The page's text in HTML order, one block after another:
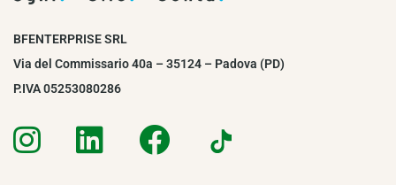
BFENTERPRISE SRL
Via del Commissario 40a – 35124 – Padova (PD)
P.IVA 05253080286